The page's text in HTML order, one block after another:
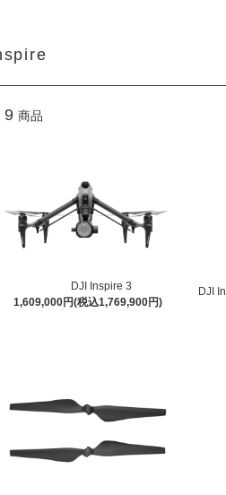
9 商品
DJI Inspire 3
1,609,000円(税込1,769,900円)
DJI